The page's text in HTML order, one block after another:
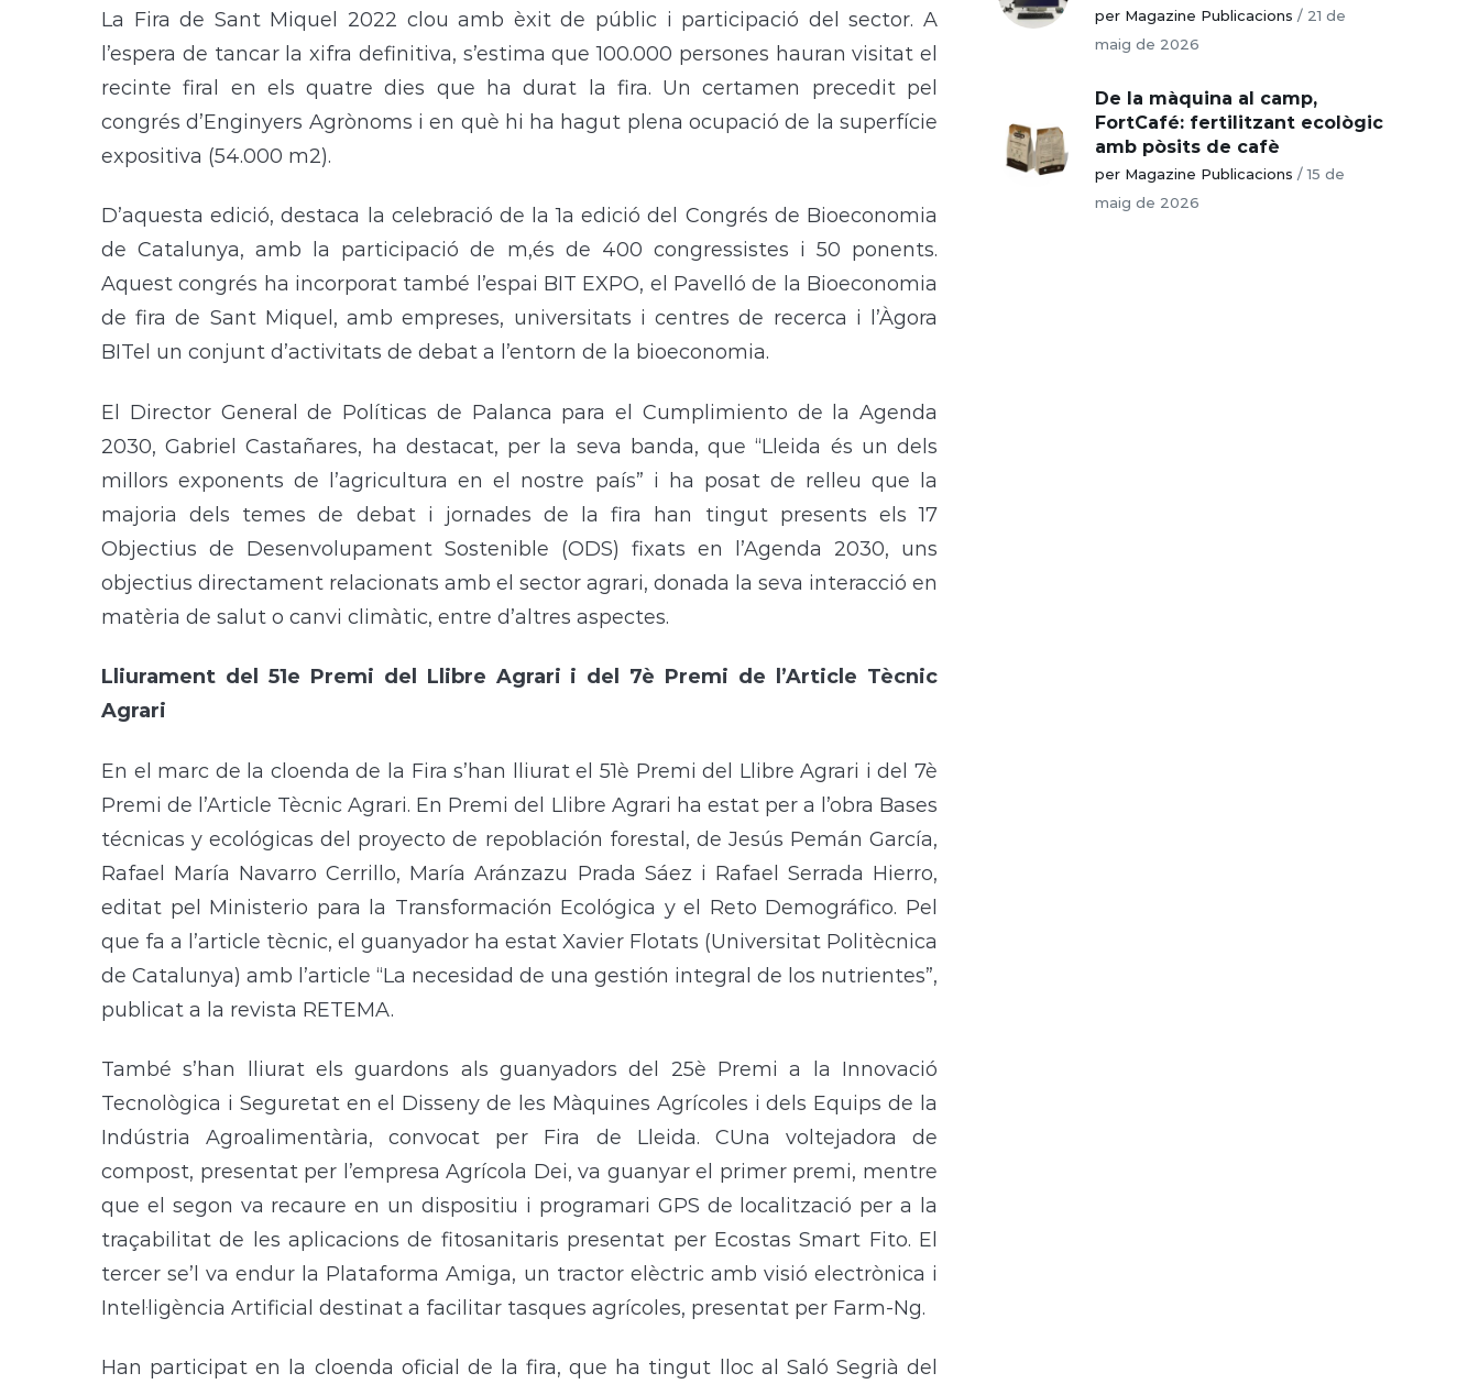
La Fira de Sant Miquel 2022 clou amb èxit de públic i participació del sector. A
l’espera de tancar la xifra definitiva, s’estima que 100.000 persones hauran visitat el
recinte firal en els quatre dies que ha durat la fira. Un certamen precedit pel
congrés d’Enginyers Agrònoms i en què hi ha hagut plena ocupació de la superfície
expositiva (54.000 m2).
D’aquesta edició, destaca la celebració de la 1a edició del Congrés de Bioeconomia
de Catalunya, amb la participació de m,és de 400 congressistes i 50 ponents.
Aquest congrés ha incorporat també l’espai BIT EXPO, el Pavelló de la Bioeconomia
de fira de Sant Miquel, amb empreses, universitats i centres de recerca i l’Àgora
BITel un conjunt d’activitats de debat a l’entorn de la bioeconomia.
El Director General de Políticas de Palanca para el Cumplimiento de la Agenda
2030, Gabriel Castañares, ha destacat, per la seva banda, que “Lleida és un dels
millors exponents de l’agricultura en el nostre país” i ha posat de relleu que la
majoria dels temes de debat i jornades de la fira han tingut presents els 17
Objectius de Desenvolupament Sostenible (ODS) fixats en l’Agenda 2030, uns
objectius directament relacionats amb el sector agrari, donada la seva interacció en
matèria de salut o canvi climàtic, entre d’altres aspectes.
Lliurament del 51e Premi del Llibre Agrari i del 7è Premi de l’Article Tècnic
Agrari
En el marc de la cloenda de la Fira s’han lliurat el 51è Premi del Llibre Agrari i del 7è
Premi de l’Article Tècnic Agrari. En Premi del Llibre Agrari ha estat per a l’obra Bases
técnicas y ecológicas del proyecto de repoblación forestal, de Jesús Pemán García,
Rafael María Navarro Cerrillo, María Aránzazu Prada Sáez i Rafael Serrada Hierro,
editat pel Ministerio para la Transformación Ecológica y el Reto Demográfico. Pel
que fa a l’article tècnic, el guanyador ha estat Xavier Flotats (Universitat Politècnica
de Catalunya) amb l’article “La necesidad de una gestión integral de los nutrientes”,
publicat a la revista RETEMA.
També s’han lliurat els guardons als guanyadors del 25è Premi a la Innovació
Tecnològica i Seguretat en el Disseny de les Màquines Agrícoles i dels Equips de la
Indústria Agroalimentària, convocat per Fira de Lleida. CUna voltejadora de
compost, presentat per l’empresa Agrícola Dei, va guanyar el primer premi, mentre
que el segon va recaure en un dispositiu i programari GPS de localització per a la
traçabilitat de les aplicacions de fitosanitaris presentat per Ecostas Smart Fito. El
tercer se’l va endur la Plataforma Amiga, un tractor elèctric amb visió electrònica i
Intel·ligència Artificial destinat a facilitar tasques agrícoles, presentat per Farm-Ng.
Han participat en la cloenda oficial de la fira, que ha tingut lloc al Saló Segrià del
per Magazine Publicacions / 21 de
maig de 2026
De la màquina al camp,
FortCafé: fertilitzant ecològic
amb pòsits de cafè
per Magazine Publicacions /15 de
maig de 2026